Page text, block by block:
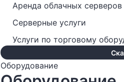
Аренда облачных серверов
Серверные услуги
Услуги по торговому
Оборудование